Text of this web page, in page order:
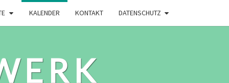
KALENDER KONTAKT DATENSCHUTZ